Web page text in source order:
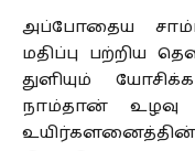
அப்போதைய
மதிப்பு பற்றிய
துளியும்
நாம்தான் உழவு
உயிர்களனைத்தின்